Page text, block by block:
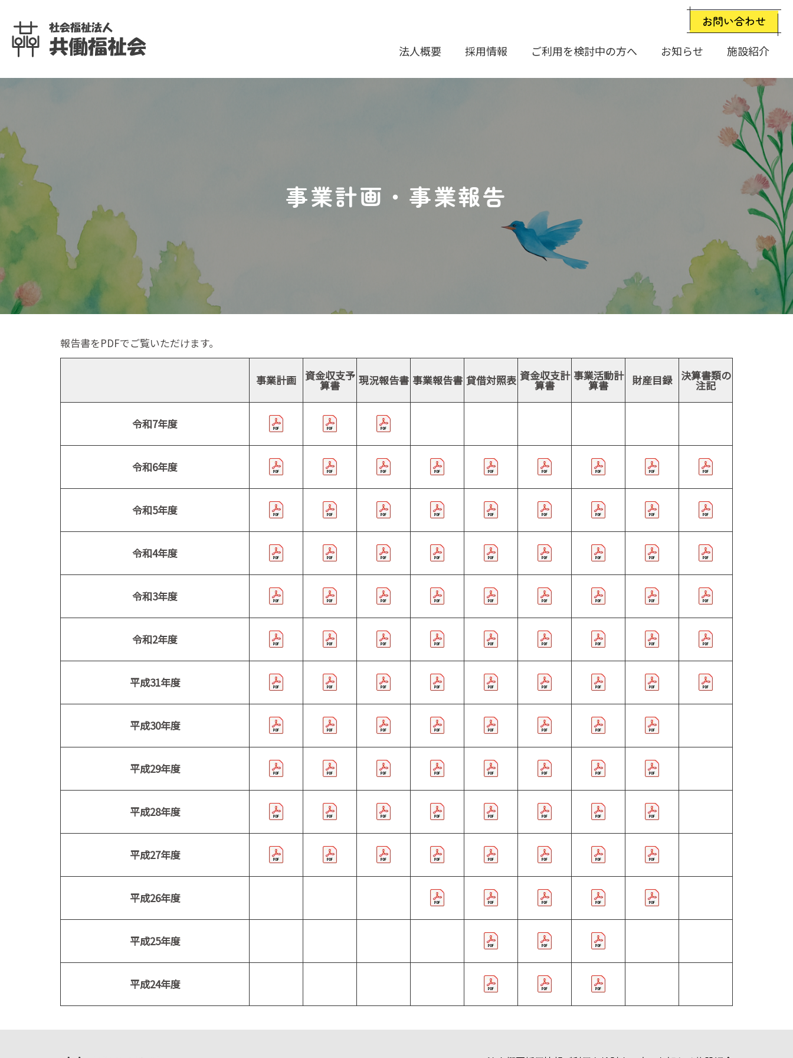
お問い合わせ
法人概要
採用情報 ご利用を検討中の方へ お知らせ 施設紹介
事業計画・事業報告
報告書をPDFでご覧いただけます。
事業計画 資金収支予
算書 現況報告書 事業報告書 貸借対照表 資金収支計
算書
事業活動計
算書 財産目録 決算書類の
注記
令和7年度
令和6年度
令和5年度
令和4年度
令和3年度
令和2年度
平成31年度
平成30年度
平成29年度
平成28年度
平成27年度
平成26年度
平成25年度
平成24年度